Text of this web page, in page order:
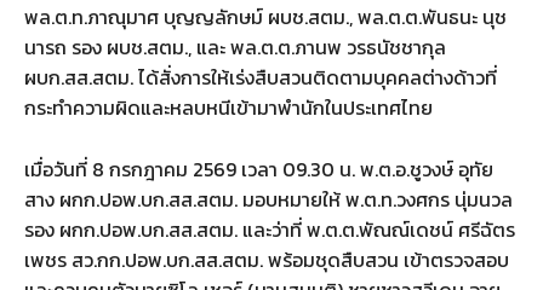
พล.ต.ท.ภาณุมาศ บุญญลักษม์ ผบช.สตม., พล.ต.ต.พันธนะ นุช
นารถ รอง ผบช.สตม., และ พล.ต.ต.ภานพ วรธนัชชากุล
ผบก.สส.สตม. ได้สั่งการให้เร่งสืบสวนติดตามบุคคลต่างด้าวที่
กระทำความผิดและหลบหนีเข้ามาพำนักในประเทศไทย
เมื่อวันที่ 8 กรกฎาคม 2569 เวลา 09.30 น. พ.ต.อ.ชูวงษ์ อุทัย
สาง ผกก.ปอพ.บก.สส.สตม. มอบหมายให้ พ.ต.ท.วงศกร นุ่มนวล
รอง ผกก.ปอพ.บก.สส.สตม. และว่าที่ พ.ต.ต.พัณณ์เดชน์ ศรีฉัตร
เพชร สว.กก.ปอพ.บก.สส.สตม. พร้อมชุดสืบสวน เข้าตรวจสอบ